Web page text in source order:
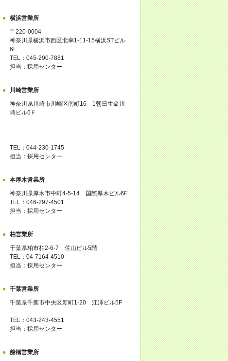
横浜営業所
〒220-0004
神奈川県横浜市西区北幸1-11-15横浜STビル
6F
TEL：045-290-7881
担当：採用センター
川崎営業所
神奈川県川崎市川崎区南町16－1朝日生命川
崎ビル6Ｆ
TEL：044-230-1745
担当：採用センター
本厚木営業所
神奈川県厚木市中町4-5-14 国際厚木ビル6F
TEL：046-297-4501
担当：採用センター
柏営業所
千葉県柏市柏2-6-7 佐山ビル5階
TEL：04-7164-4510
担当：採用センター
千葉営業所
千葉県千葉市中央区新町1-20 江澤ビル5F
TEL：043-243-4551
担当：採用センター
船橋営業所